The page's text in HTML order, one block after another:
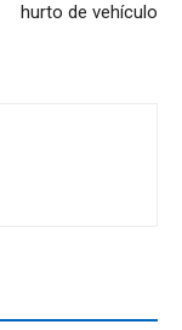
hurto de vehículo